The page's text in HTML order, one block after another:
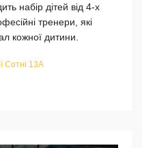
набір дітей від 4-х
тренери, які
кожної дитини.
Сотні 13А